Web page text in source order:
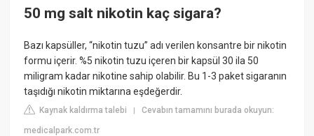
50 mg salt nikotin kaç sigara?
Bazı kapsüller, “nikotin tuzu” adı verilen konsantre bir nikotin
formu içerir. %5 nikotin tuzu içeren bir kapsül 30 ila 50
miligram kadar nikotine sahip olabilir. Bu 1-3 paket sigaranın
taşıdığı nikotin miktarına eşdeğerdir.
Kaynak kaldırma talebi |Cevabın tamamını burada okuyun:
medicalpark.com.tr